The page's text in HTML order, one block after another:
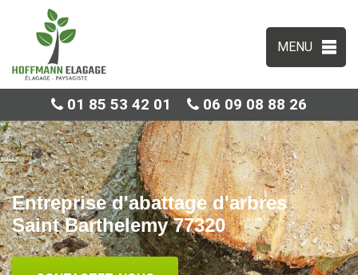
MENU
01 85 53 42 01 06 09 08 88 26
Entreprise d'abattage d'arbres
Saint Barthelemy 77320